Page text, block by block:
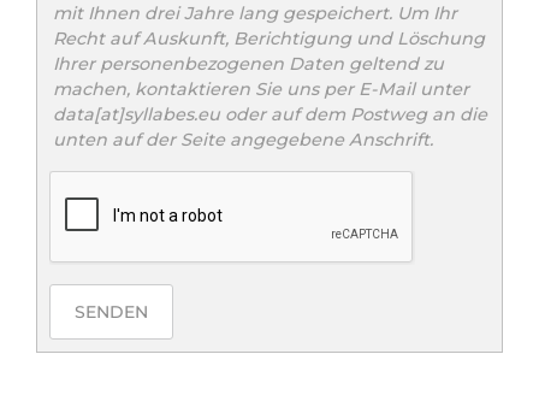
mit Ihnen drei Jahre lang gespeichert. Um Ihr
Recht auf Auskunft, Berichtigung und Löschung
Ihrer personenbezogenen Daten geltend zu
machen, kontaktieren Sie uns per E-Mail unter
data[at]syllabes.eu oder auf dem Postweg an die
unten auf der Seite angegebene Anschrift.
SENDEN